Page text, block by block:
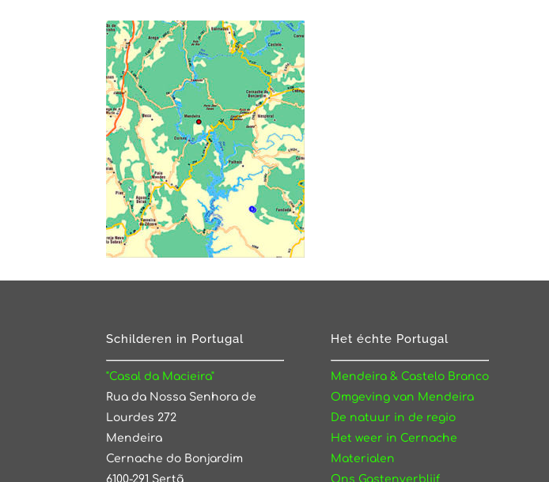
Schilderen in Portugal
"Casal da Macieira"
Rua da Nossa Senhora de
Lourdes 272
Mendeira
Cernache do Bonjardim
6100-291 Sertã
Het échte Portugal
Mendeira & Castelo Branco
Omgeving van Mendeira
De natuur in de regio
Het weer in Cernache
Materialen
Ons Gastenverblijf